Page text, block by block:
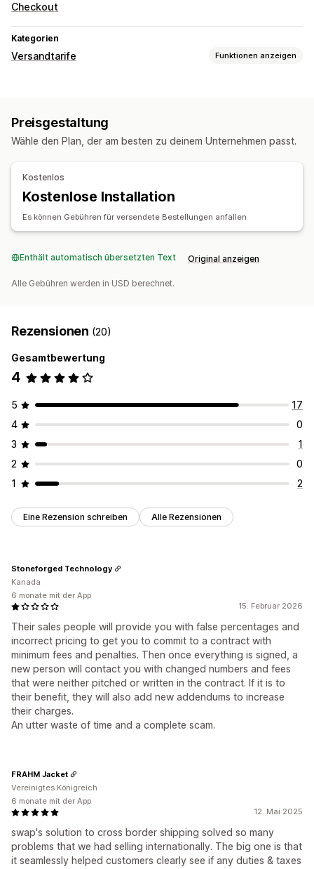
Checkout
Kategorien
Versandtarife Funktionen anzeigen
Dimensionsbasiert
Gewichtsbasiert Mehrere Zonen Mehrere Versandquellen
Benutzerdefinierte Regeln
Preisgestaltung
Wähle den Plan, der am besten zu deinem Unternehmen passt.
Kostenlos
Kostenlose Installation
Es können Gebühren für versendete Bestellungen anfallen
Enthält automatisch übersetzten Text Original anzeigen
Alle Gebühren werden in USD berechnet.
Rezensionen (20)
Gesamtbewertung
4
5
17
4
0
3
1
2
0
1
2
Eine Rezension schreiben Alle Rezensionen
15. Februar 2026
Their sales people will provide you with false percentages and
incorrect pricing to get you to commit to a contract with
minimum fees and penalties. Then once everything is signed, a
new person will contact you with changed numbers and fees
that were neither pitched or written in the contract. If it is to
their benefit, they will also add new addendums to increase
their charges.
An utter waste of time and a complete scam.
Stoneforged Technology
Kanada
6 monate mit der App
12. Mai 2025
swap's solution to cross border shipping solved so many
problems that we had selling internationally. The big one is that
it seamlessly helped customers clearly see if any duties & taxes
FRAHM Jacket
Vereinigtes Königreich
6 monate mit der App